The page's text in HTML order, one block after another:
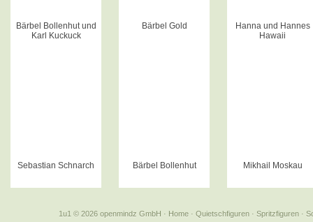
Bärbel Bollenhut und
Karl Kuckuck
Bärbel Gold
Hanna und Hannes
Hawaii
Sebastian Schnarch Bärbel Bollenhut Mikhail Moskau
1u1 © 2026 openmindz GmbH · Home · Quietschfiguren · Spritzfiguren ·